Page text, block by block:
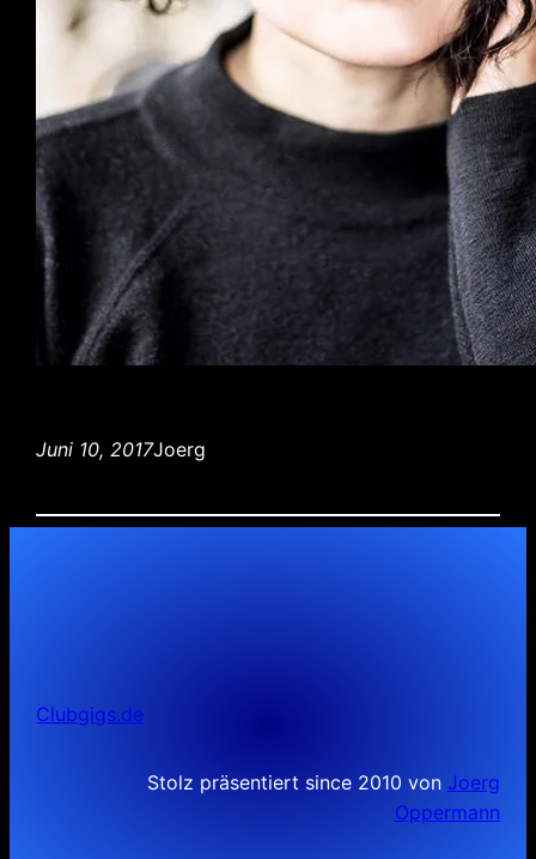
Juni 10, 2017Joerg
Clubgigs.de
Stolz präsentiert since 2010 von Joerg
Oppermann